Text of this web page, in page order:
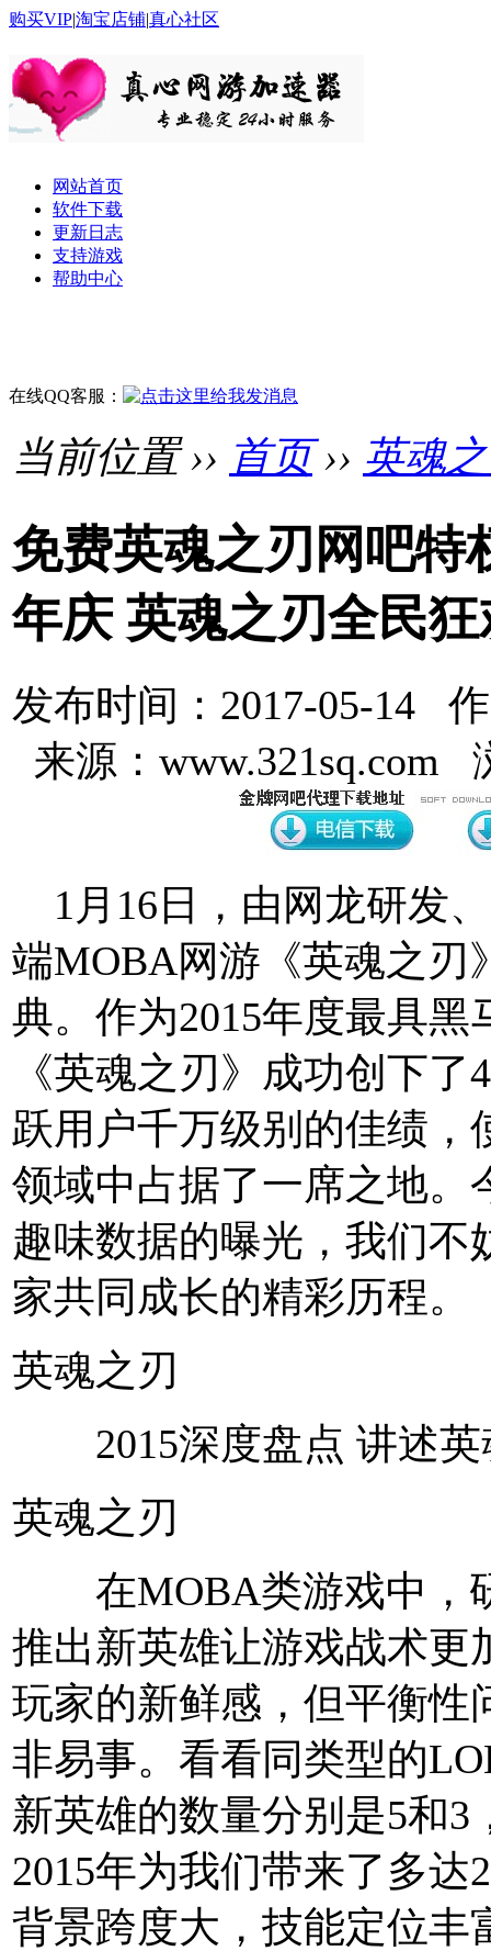
购买VIP|淘宝店铺|真心社区
网站首页
软件下载
更新日志
支持游戏
帮助中心
在线QQ客服：
当前位置 ›› 首页›› 英魂
免费英魂之刃网吧特
年庆 英魂之刃全民
发布时间：2017-05-14
来源：www.321sq.com
1月16日，由网龙研发
端MOBA网游《英魂之刃
典。作为2015年度最具
《英魂之刃》成功创下
跃用户千万级别的佳绩，
领域中占据了一席之地。
趣味数据的曝光，我们不
家共同成长的精彩历程。
英魂之刃
2015深度盘点 讲述英
英魂之刃
在MOBA类游戏中，
推出新英雄让游戏战术更
玩家的新鲜感，但平衡性
非易事。看看同类型的
新英雄的数量分别是5和
2015年为我们带来了多
背景跨度大，技能定位丰